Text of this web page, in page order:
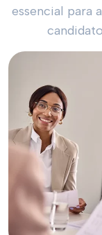
essencial para